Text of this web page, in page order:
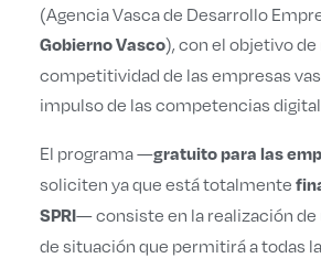
(Agencia Vasca de Desarrollo
Gobierno Vasco), con el objetivo
competitividad de las empresas
impulso de las competencias
El programa —gratuito para las
soliciten ya que está totalmente
SPRI— consiste en la realización
de situación que permitirá a todas